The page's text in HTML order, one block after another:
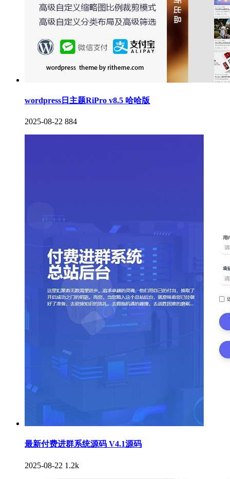
wordpress日主题RiPro v8.5 哈哈版
2025-08-22 884
最新付费进群系统源码 V4.1源码
2025-08-22 1.2k